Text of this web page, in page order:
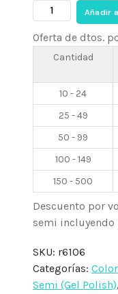
era:
10,00€.
es:
Esmalte
semi
R6106,
15ml
Professional
cantidad
Añadir
Oferta de dtos.
Cantidad
10 - 24
25 - 49
50 - 99
100 - 149
150 - 500
Descuento por
semi incluyendo
SKU: r6106
Categorías:
Semi (Gel Polish),